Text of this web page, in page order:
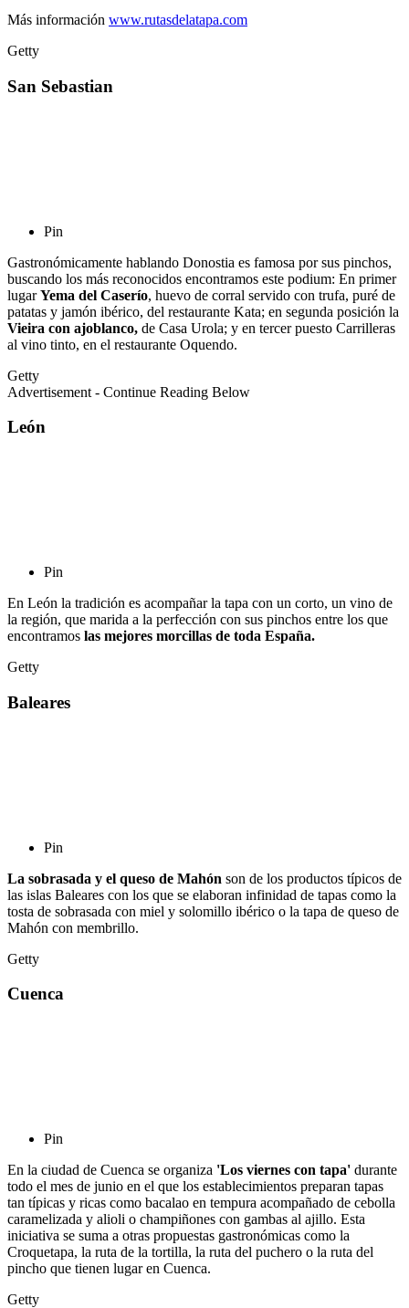
Más información www.rutasdelatapa.com
Getty
San Sebastian
Pin
Gastronómicamente hablando Donostia es famosa por sus pinchos,
buscando los más reconocidos encontramos este podium: En primer
lugarYema del Caserío, huevo de corral servido con trufa, puré de
patatas y jamón ibérico, del restaurante Kata; en segunda posición la
Vieira con ajoblanco, de Casa Urola; y en tercer puesto Carrilleras
al vino tinto, en el restaurante Oquendo.
Getty
Advertisement - Continue Reading Below
León
Pin
En León la tradición es acompañar la tapa con un corto, un vino de
la región, que marida a la perfección con sus pinchos entre los que
encontramos las mejores morcillas de toda España.
Getty
Baleares
Pin
La sobrasada y el queso de Mahón son de los productos típicos de
las islas Baleares con los que se elaboran infinidad de tapas como la
tosta de sobrasada con miel y solomillo ibérico o la tapa de queso de
Mahón con membrillo.
Getty
Cuenca
Pin
En la ciudad de Cuenca se organiza 'Los viernes con tapa' durante
todo el mes de junio en el que los establecimientos preparan tapas
tan típicas y ricas como bacalao en tempura acompañado de cebolla
caramelizada y alioli o champiñones con gambas al ajillo. Esta
iniciativa se suma a otras propuestas gastronómicas como la
Croquetapa, la ruta de la tortilla, la ruta del puchero o la ruta del
pincho que tienen lugar en Cuenca.
Getty